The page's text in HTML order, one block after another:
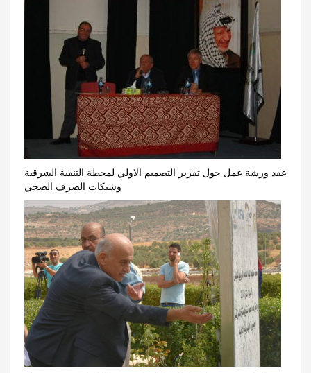
عقد ورشة عمل حول تقرير التصميم الاولي لمحطة التنقية الشرقية
وشبكات الصرف الصحي